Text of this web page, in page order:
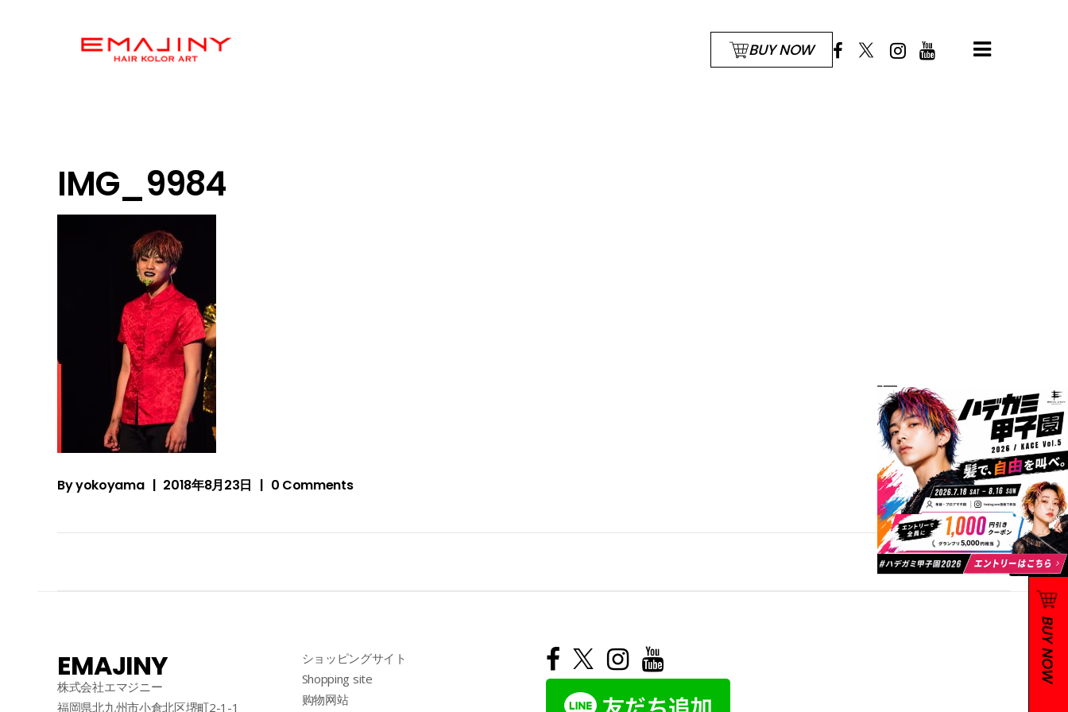
BUY NOW
IMG_9984
Byyokoyama 2018年8月23日 0 Comments
EMAJINY
株式会社エマジニー
福岡県北九州市小倉北区堺町2-1-1
ショッピングサイト
Shopping site
购物网站